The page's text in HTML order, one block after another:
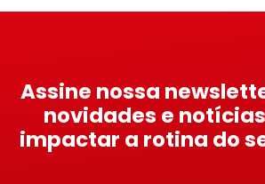
Assine nossa
novidades e
impactar a rotina do